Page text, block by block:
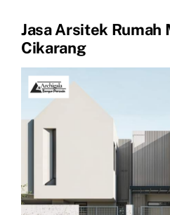
Jasa Arsitek Rumah
Cikarang
View
Larger
Image